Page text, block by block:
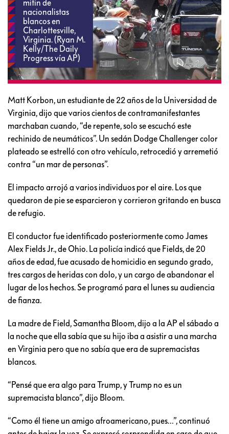
mitin de
nacionalistas
blancos en
Charlottesville,
Virginia. (Ryan M.
Kelly/The Daily
Progress vía AP)
Matt Korbon, un estudiante de 22 años de la Universidad de
Virginia, dijo que varios cientos de contramanifestantes
marchaban cuando, “de repente, solo se escuchó este
rechinido de neumáticos”. Un sedán Dodge Challenger color
plateado se estrelló con otro vehículo, retrocedió y arremetió
contra “un mar de personas”.
El impacto arrojó a varios individuos por el aire. Los que
quedaron de pie se esparcieron y corrieron gritando en busca
de refugio.
El conductor fue identificado posteriormente como James
Alex Fields Jr., de Ohio. La policía indicó que Fields, de 20
años de edad, fue acusado de homicidio en segundo grado,
tres cargos de heridas con dolo, y un cargo de abandonar el
lugar de los hechos. Se programó para el lunes su audiencia
de fianza.
La madre de Field, Samantha Bloom, dijo a la AP el sábado a
la noche que ella sabía que su hijo iba a asistir a una marcha
en Virginia pero que no sabía que era de supremacistas
blancos.
“Pensé que era algo para Trump, y Trump no es un
supremacista blanco”, dijo Bloom.
“Como él tiene un amigo afroamericano, pues…”, continuó